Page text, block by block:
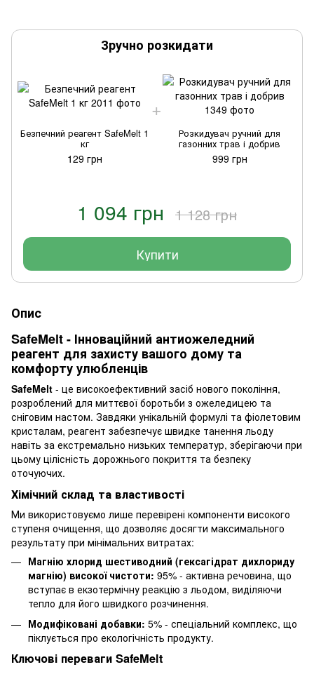
Зручно розкидати
Безпечний реагент SafeMelt 1
кг
129 грн
Розкидувач ручний для
газонних трав і добрив
999 грн
1 094 грн 1 128 грн
Купити
Опис
SafeMelt - Інноваційний антиожеледний
реагент для захисту вашого дому та
комфорту улюбленців
SafeMelt - це високоефективний засіб нового покоління,
розроблений для миттєвої боротьби з ожеледицею та
сніговим настом. Завдяки унікальній формулі та фіолетовим
кристалам, реагент забезпечує швидке танення льоду
навіть за екстремально низьких температур, зберігаючи при
цьому цілісність дорожнього покриття та безпеку
оточуючих.
Хімічний склад та властивості
Ми використовуємо лише перевірені компоненти високого
ступеня очищення, що дозволяє досягти максимального
результату при мінімальних витратах:
Магнію хлорид шестиводний (гексагідрат дихлориду
магнію) високої чистоти: 95% - активна речовина, що
вступає в екзотермічну реакцію з льодом, виділяючи
тепло для його швидкого розчинення.
Модифіковані добавки: 5% - спеціальний комплекс, що
піклується про екологічність продукту.
Ключові переваги SafeMelt